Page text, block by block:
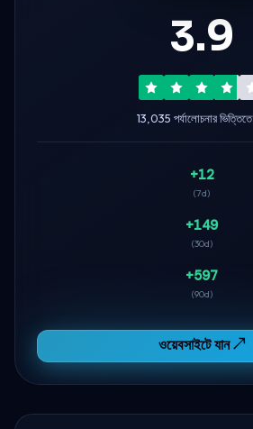
3.9
13,035 পর্যালোচনার ভিত্তিতে
+12
(7d)
+149
(30d)
+597
(90d)
ওয়েবসাইটে যান ↗